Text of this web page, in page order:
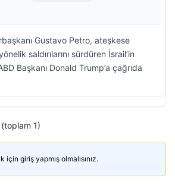
Gustavo Petro, ateşkese
saldırılarını sürdüren İsrail’in
Başkanı Donald Trump’a çağrıda
1)
için giriş yapmış olmalısınız.